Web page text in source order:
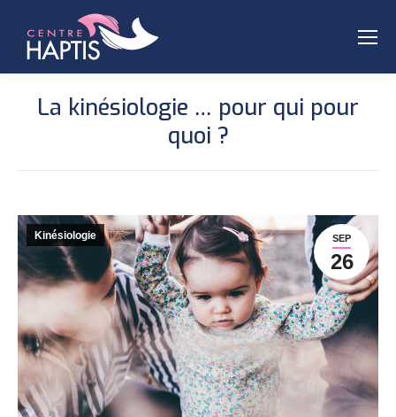
La kinésiologie … pour qui pour
quoi ?
SEP
26
Kinésiologie